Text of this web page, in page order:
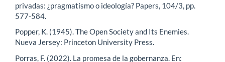
privadas: ¿pragmatismo o ideología? Papers, 104/3, pp.
577-584.
Popper, K. (1945). The Open Society and Its Enemies.
Nueva Jersey: Princeton University Press.
Porras, F. (2022). La promesa de la gobernanza. En: